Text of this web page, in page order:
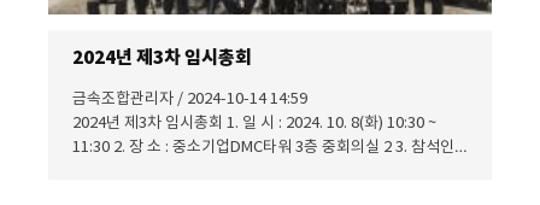
2024년 제3차 임시총회
금속조합관리자 / 2024-10-14 14:59
2024년 제3차 임시총회 1. 일 시 : 2024. 10. 8(화) 10:30 ~
11:30 2. 장 소 : 중소기업DMC타워 3층 중회의실 2 3. 참석인